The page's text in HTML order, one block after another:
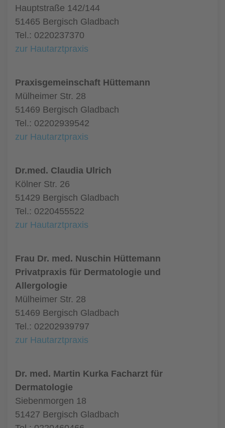
Hauptstraße 142/144
51465 Bergisch Gladbach
Tel.: 0220237370
zur Hautarztpraxis
Praxisgemeinschaft Hüttemann
Mülheimer Str. 28
51469 Bergisch Gladbach
Tel.: 02202939542
zur Hautarztpraxis
Dr.med. Claudia Ulrich
Kölner Str. 26
51429 Bergisch Gladbach
Tel.: 0220455522
zur Hautarztpraxis
Frau Dr. med. Nuschin Hüttemann
Privatpraxis für Dermatologie und
Allergologie
Mülheimer Str. 28
51469 Bergisch Gladbach
Tel.: 02202939797
zur Hautarztpraxis
Dr. med. Martin Kurka Facharzt für
Dermatologie
Siebenmorgen 18
51427 Bergisch Gladbach